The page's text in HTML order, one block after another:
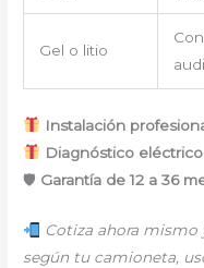
Gel o litio
Instalación
Diagnóstico
🛡 Garantía de 12 a 36
Cotiza ahora mismo
según tu camioneta,